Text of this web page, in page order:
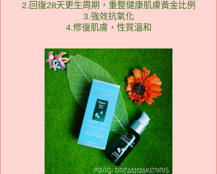
2.回復28天更生周期，重整健康肌膚黃金比例
3.強效抗氧化
4.修復肌膚，性質溫和